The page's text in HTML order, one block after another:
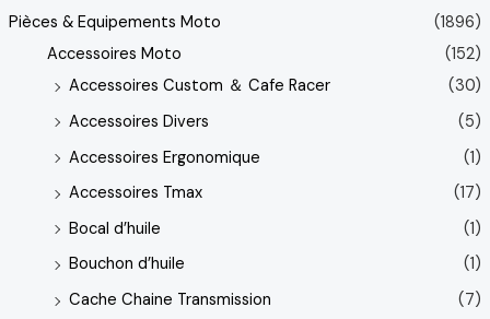
Pièces & Equipements Moto
(1896)
Accessoires Moto
(152)
Accessoires Custom ＆ Cafe Racer
(30)
Accessoires Divers
(5)
Accessoires Ergonomique
(1)
Accessoires Tmax
(17)
Bocal d’huile
(1)
Bouchon d’huile
(1)
Cache Chaine Transmission
(7)